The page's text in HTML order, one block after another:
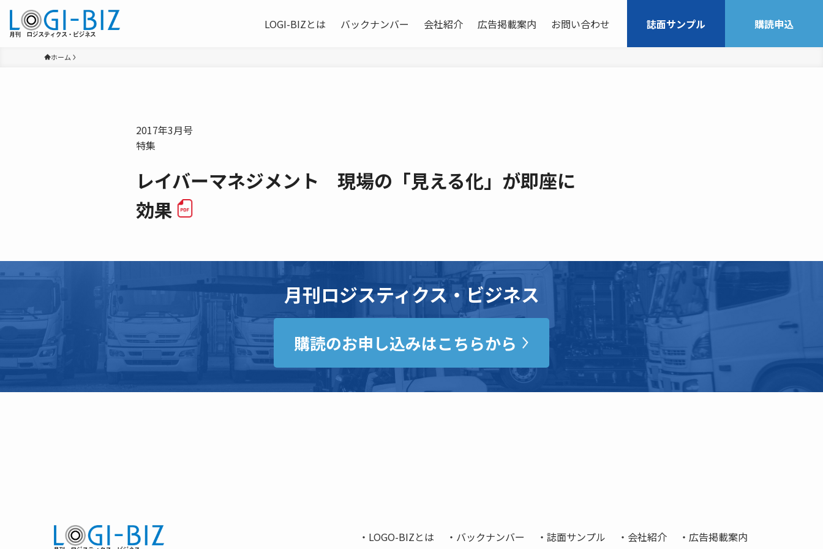
LOGI-BIZとは バックナンバー 会社紹介 広告掲載案内 お問い合わせ 誌面サンプル 購読申込
ホーム
2017年3月号
特集
レイバーマネジメント 現場の「見える化」が即座に
効果
月刊ロジスティクス・ビジネス
購読のお申し込みはこちらから
LOGO-BIZとは バックナンバー 誌面サンプル 会社紹介 広告掲載案内